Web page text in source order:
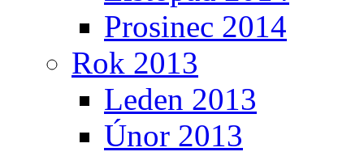
Prosinec 2014
Rok 2013
Leden 2013
Únor 2013